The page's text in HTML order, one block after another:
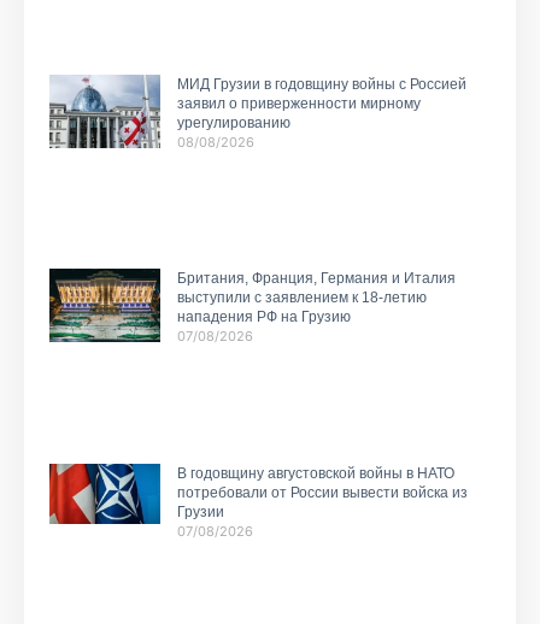
МИД Грузии в годовщину войны с Россией
заявил о приверженности мирному
урегулированию
08/08/2026
Британия, Франция, Германия и Италия
выступили с заявлением к 18-летию
нападения РФ на Грузию
07/08/2026
В годовщину августовской войны в НАТО
потребовали от России вывести войска из
Грузии
07/08/2026